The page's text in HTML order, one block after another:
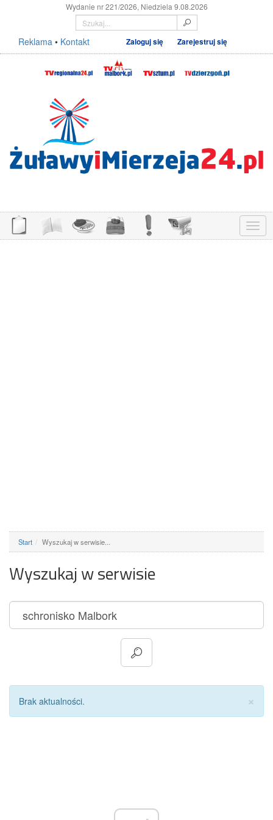
Wydanie nr 221/2026, Niedziela 9.08.2026
Reklama • Kontakt Zaloguj się Zarejestruj się
Menu
Start Wyszukaj w serwisie...
Wyszukaj w serwisie
×
Brak aktualności.